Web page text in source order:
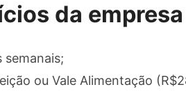
da empresa
semanais;
ou Vale Alimentação